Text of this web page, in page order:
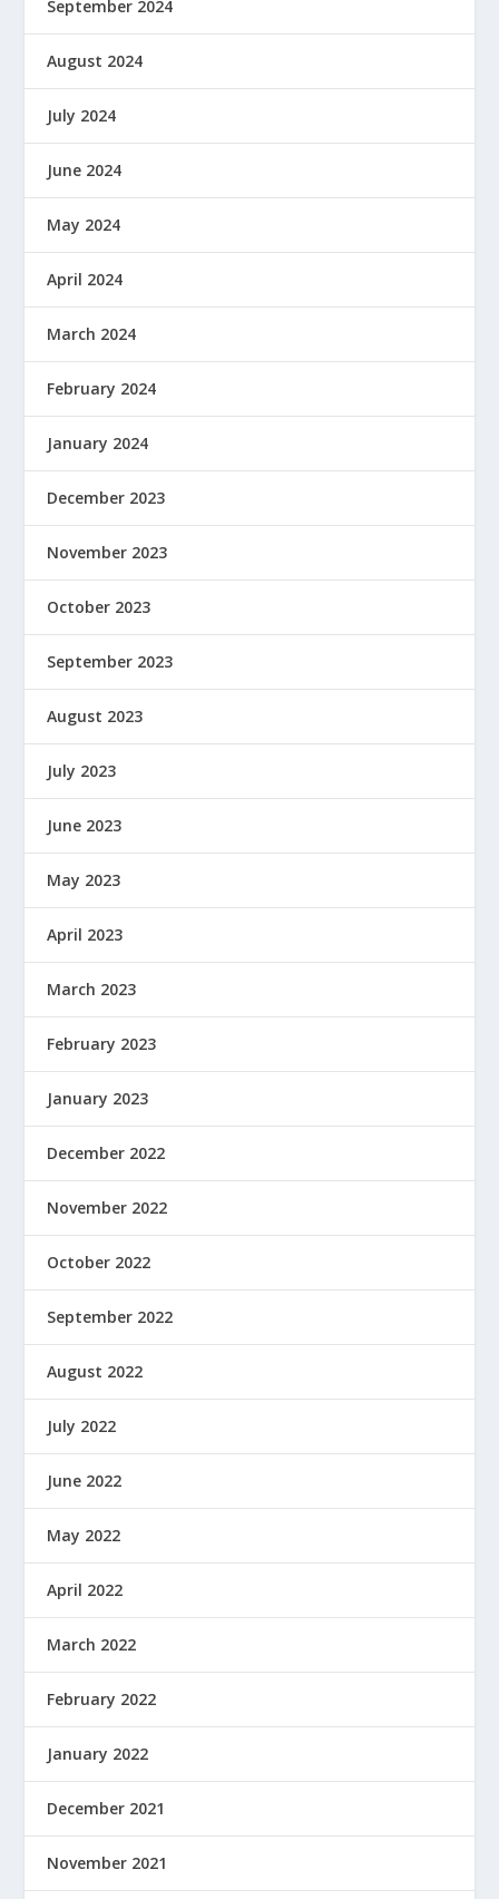
September 2024
August 2024
July 2024
June 2024
May 2024
April 2024
March 2024
February 2024
January 2024
December 2023
November 2023
October 2023
September 2023
August 2023
July 2023
June 2023
May 2023
April 2023
March 2023
February 2023
January 2023
December 2022
November 2022
October 2022
September 2022
August 2022
July 2022
June 2022
May 2022
April 2022
March 2022
February 2022
January 2022
December 2021
November 2021